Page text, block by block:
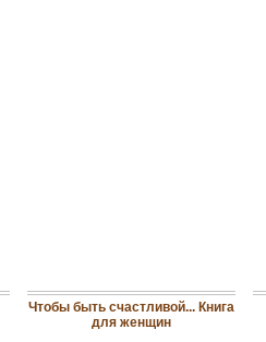
Чтобы быть счастливой... Книга
для женщин